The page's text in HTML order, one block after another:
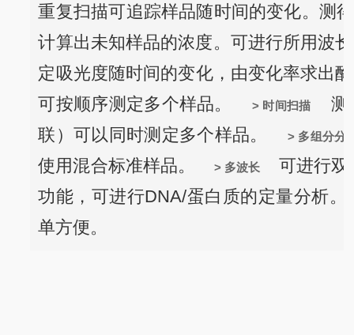
重复扫描可追踪样品随时间的变化。测
计算出未知样品的浓度。可进行所用波
定吸光度随时间的变化，由变化率求出
可按顺序测定多个样品。
> 时间扫描
测
联）可以同时测定多个样品。
> 多组分分
使用混合标准样品。 > 多波长可进行双
功能，可进行DNA/蛋白质的定量分析
单方便。